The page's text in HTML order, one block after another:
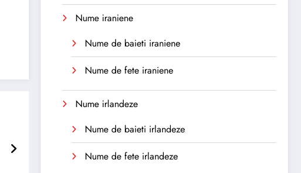
Nume iraniene
Nume de baieti iraniene
Nume de fete iraniene
Nume irlandeze
Nume de baieti irlandeze
Nume de fete irlandeze